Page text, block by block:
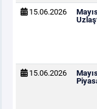
15.06.2026
15.06.2026